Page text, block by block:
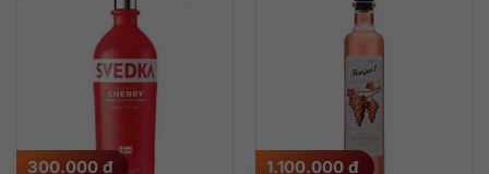
300.000 ₫ 1.100.000 ₫